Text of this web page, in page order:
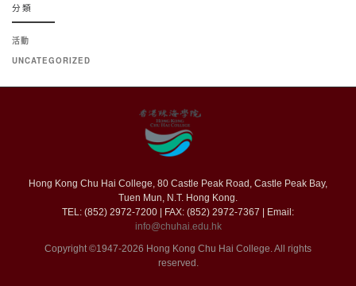
分類
活動
UNCATEGORIZED
Hong Kong Chu Hai College, 80 Castle Peak Road, Castle Peak Bay,
Tuen Mun, N.T. Hong Kong.
TEL: (852) 2972-7200 | FAX: (852) 2972-7367 | Email:
info@chuhai.edu.hk
Copyright ©1947-2026 Hong Kong Chu Hai College. All rights
reserved.